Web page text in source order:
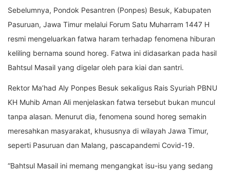
Sebelumnya, Pondok Pesantren (Ponpes) Besuk, Kabupaten
Pasuruan, Jawa Timur melalui Forum Satu Muharram 1447 H
resmi mengeluarkan fatwa haram terhadap fenomena hiburan
keliling bernama sound horeg. Fatwa ini didasarkan pada hasil
Bahtsul Masail yang digelar oleh para kiai dan santri.
Rektor Ma’had Aly Ponpes Besuk sekaligus Rais Syuriah PBNU
KH Muhib Aman Ali menjelaskan fatwa tersebut bukan muncul
tanpa alasan. Menurut dia, fenomena sound horeg semakin
meresahkan masyarakat, khususnya di wilayah Jawa Timur,
seperti Pasuruan dan Malang, pascapandemi Covid-19.
“Bahtsul Masail ini memang mengangkat isu-isu yang sedang